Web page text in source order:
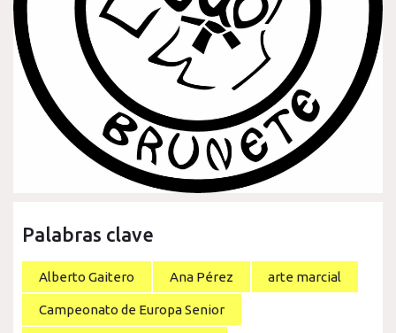
Palabras clave
Alberto Gaitero Ana Pérez arte marcial
Campeonato de Europa Senior